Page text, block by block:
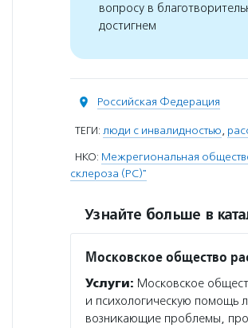
вопросу в
достигнем
Российская Федерация
ТЕГИ: люди с инвалидностью,
НКО: Межрегиональная
склероза (РС)"
Узнайте больше в
Московское общество
Услуги: Московское
и психологическую помощь
возникающие проблемы,